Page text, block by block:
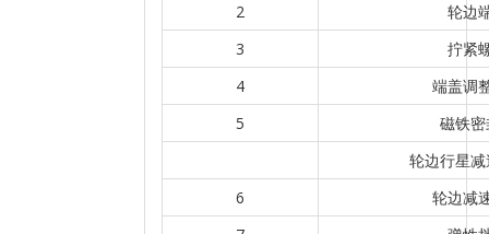
2
轮边
3
拧紧
4
端盖调
5
磁铁
轮边行星
6
轮边减